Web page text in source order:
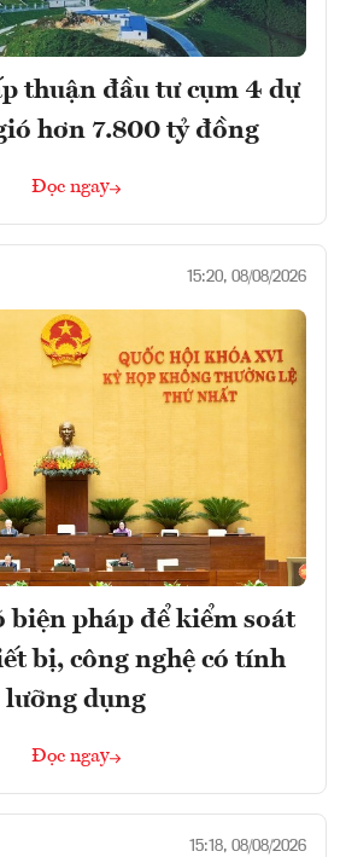
thuận đầu tư cụm 4 dự
hơn 7.800 tỷ đồng
Đọc ngay
15:20, 08/08/2026
biện pháp để kiểm soát
bị, công nghệ có tính
lưỡng dụng
Đọc ngay
15:18, 08/08/2026